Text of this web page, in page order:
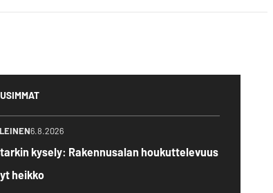
6.8.2026
kysely: Rakennusalan houkuttelevuus
heikko